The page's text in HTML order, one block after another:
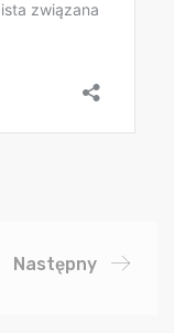
Następny